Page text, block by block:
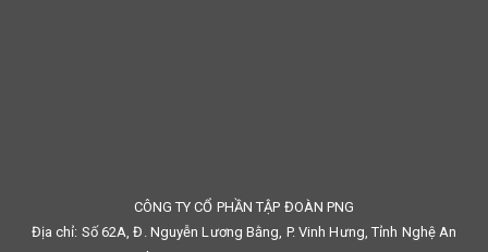
CÔNG TY CỔ PHẦN TẬP ĐOÀN PNG
Địa chỉ: Số 62A, Đ. Nguyễn Lương Bằng, P. Vinh Hưng, Tỉnh Nghệ An